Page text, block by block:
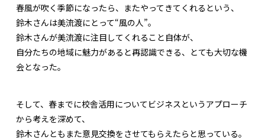
春風が吹く季節になったら、またやってきてくれるという、
鈴木さんは美流渡にとって“風の人”。
鈴木さんが美流渡に注目してくれること自体が、
自分たちの地域に魅力があると再認識できる、とても大切な機
会となった。
そして、春までに校舎活用についてビジネスというアプローチ
から考えを深めて、
鈴木さんともまた意見交換をさせてもらえたらと思っている。